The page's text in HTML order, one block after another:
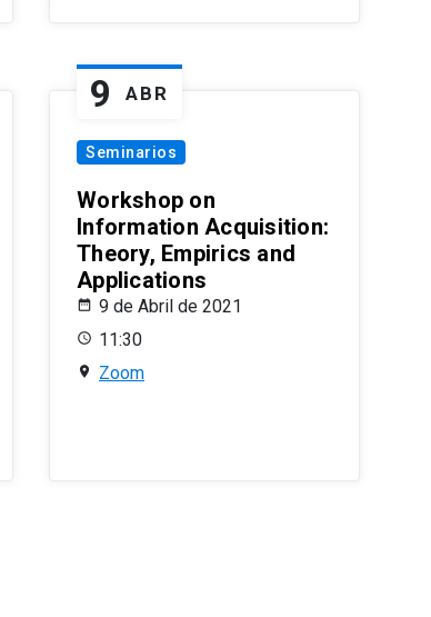
9 ABR
Seminarios
Workshop on
Information Acquisition:
Theory, Empirics and
Applications
9 de Abril de 2021
11:30
Zoom